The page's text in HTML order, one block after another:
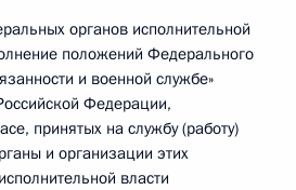
органов исполнительной
положений Федерального
и военной службе»
Федерации,
принятых на службу (работу)
и организации этих
власти